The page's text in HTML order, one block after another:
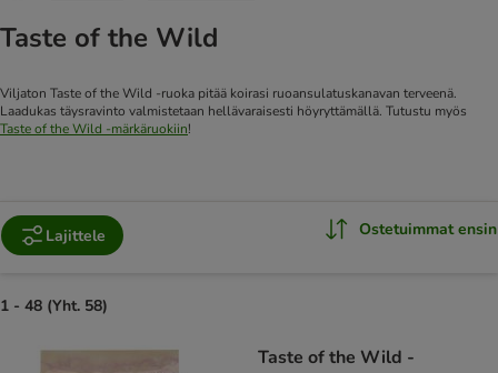
Taste of the Wild
Viljaton Taste of the Wild -ruoka pitää koirasi ruoansulatuskanavan terveenä.
Laadukas täysravinto valmistetaan hellävaraisesti höyryttämällä. Tutustu myös
Taste of the Wild -märkäruokiin!
Lajittele Ostetuimmat ensin
1 - 48 (Yht. 58)
Taste of the Wild -